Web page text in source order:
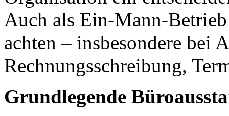
Auch als Ein-Mann-
achten – insbesondere bei
Rechnungsschreibung,
Grundlegende